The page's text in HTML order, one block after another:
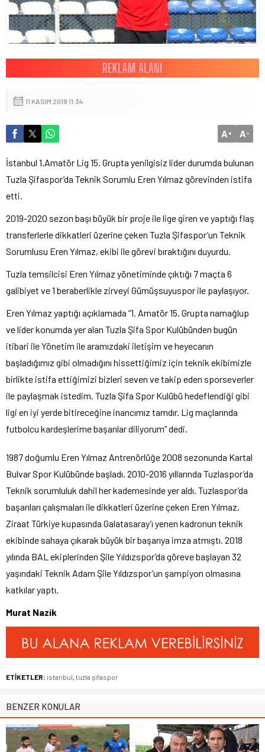
11 KASIM 2019 11:34
A+ A-
İstanbul 1.Amatör Lig 15. Grupta yenilgisiz lider durumda bulunan
Tuzla Şifaspor’da Teknik Sorumlu Eren Yılmaz görevinden istifa
etti.
2019-2020 sezon başı büyük bir proje ile lige giren ve yaptığı flaş
transferlerle dikkatleri üzerine çeken Tuzla Şifaspor’un Teknik
Sorumlusu Eren Yılmaz, ekibi ile görevi bıraktığını duyurdu.
Tuzla temsilcisi Eren Yılmaz yönetiminde çıktığı 7 maçta 6
galibiyet ve 1 beraberlikle zirveyi Gümüşsuyuspor ile paylaşıyor.
Eren Yılmaz yaptığı açıklamada “1. Amatör 15. Grupta namağlup
ve lider konumda yer alan Tuzla Şifa Spor Kulübünden bugün
itibari ile Yönetim ile aramızdaki iletişim ve heyecanın
başladığımız gibi olmadığını hissettiğimiz için teknik ekibimizle
birlikte istifa ettiğimizi bizleri seven ve takip eden sporseverler
ile paylaşmak istedim. Tuzla Şifa Spor Kulübü hedeflendiği gibi
ligi en iyi yerde bitireceğine inancımız tamdır. Lig maçlarında
futbolcu kardeşlerime başarılar diliyorum” dedi.
1987 doğumlu Eren Yılmaz Antrenörlüğe 2008 sezonunda Kartal
Bulvar Spor Kulübünde başladı. 2010-2016 yıllarında Tuzlaspor’da
Teknik sorumluluk dahil her kademesinde yer aldı. Tuzlaspor’da
başarıları çalışmaları ile dikkatleri üzerine çeken Eren Yılmaz,
Ziraat Türkiye kupasında Galatasaray’ı yenen kadronun teknik
ekibinde sahaya çıkarak büyük bir başarıya imza atmıştı. 2018
yılında BAL ekiplerinden Şile Yıldızspor’da göreve başlayan 32
yaşındaki Teknik Adam Şile Yıldızspor’un şampiyon olmasına
katkılar yaptı.
Murat Nazik
ETİKETLER: istanbul tuzla şifaspor
BENZER KONULAR